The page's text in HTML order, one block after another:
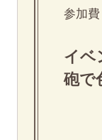
参加
イベ
砲で